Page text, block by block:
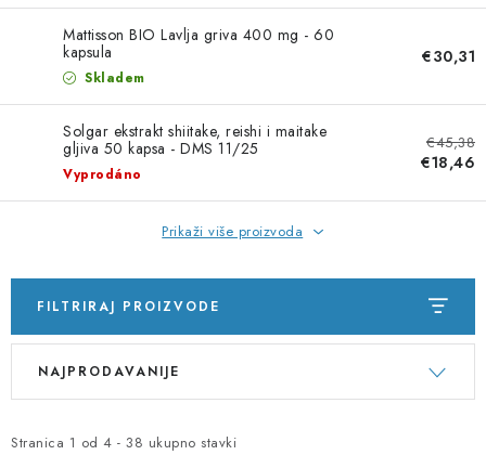
Mattisson BIO Lavlja griva 400 mg - 60
kapsula
Skladem
€30,31
Solgar ekstrakt shiitake, reishi i maitake
gljiva 50 kapsa - DMS 11/25
Vyprodáno
€45,38
€18,46
Prikaži više proizvoda
FILTRIRAJ PROIZVODE
P
i
Stranica 1 od 4 - 38 ukupno stavki
S
t
NAJPRODAVANIJE